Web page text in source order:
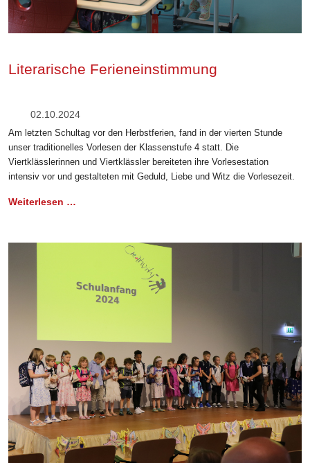
Literarische Ferieneinstimmung
02.10.2024
Am letzten Schultag vor den Herbstferien, fand in der vierten Stunde
unser traditionelles Vorlesen der Klassenstufe 4 statt. Die
Viertklässlerinnen und Viertklässler bereiteten ihre Vorlesestation
intensiv vor und gestalteten mit Geduld, Liebe und Witz die Vorlesezeit.
Weiterlesen …